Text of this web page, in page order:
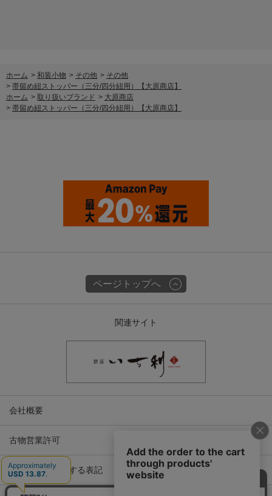
ホーム > 和装小物 > その他 > その他
> 帯留め紐ストッパー（三分/四分紐用）【大原商店】
ホーム > 取り扱いブランド > 大原商店
> 帯留め紐ストッパー（三分/四分紐用）【大原商店】
ページトップへ
関連サイト
会社概要
古物営業許可
特定商取引に関する表記